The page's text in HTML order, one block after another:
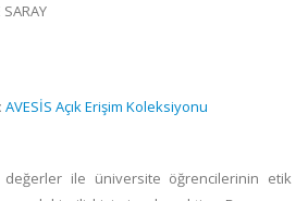
SARAY
AVESİS Açık Erişim Koleksiyonu
değerler ile üniversite öğrencilerinin etik